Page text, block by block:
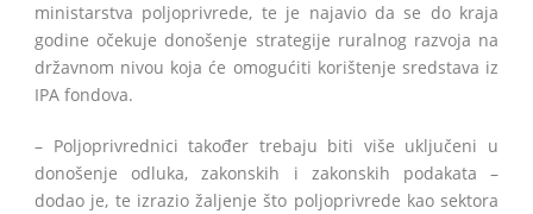
ministarstva poljoprivrede, te je najavio da se do kraja
godine očekuje donošenje strategije ruralnog razvoja na
državnom nivou koja će omogućiti korištenje sredstava iz
IPA fondova.
– Poljoprivrednici također trebaju biti više uključeni u
donošenje odluka, zakonskih i zakonskih podakata –
dodao je, te izrazio žaljenje što poljoprivrede kao sektora